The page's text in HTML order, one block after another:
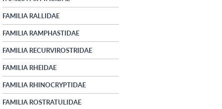
FAMILIA RALLIDAE
FAMILIA RAMPHASTIDAE
FAMILIA RECURVIROSTRIDAE
FAMILIA RHEIDAE
FAMILIA RHINOCRYPTIDAE
FAMILIA ROSTRATULIDAE